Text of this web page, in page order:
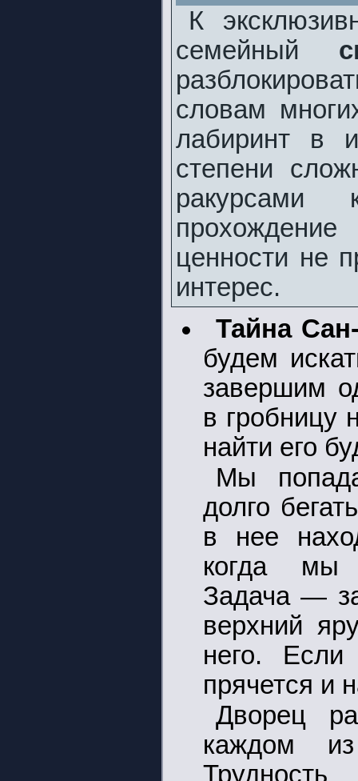
К
семейный
словам
лабиринт в
степени
ценности не
интерес.
Тайна
будем
завершим
в гробницу
найти его
Мы
долго
в нее
когда мы
Задача —
верхний
него.
прячется и
Дворец
каждом